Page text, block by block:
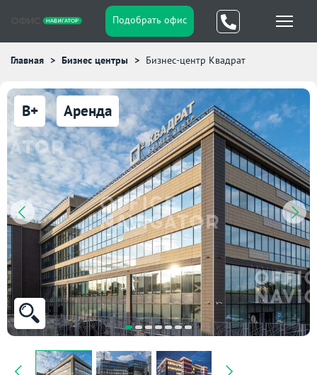
Подобрать офис
Главная Бизнес центры Бизнес-центр Квадрат
B+ Аренда